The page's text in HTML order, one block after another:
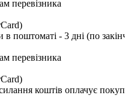
перевізника
в поштоматі - 3 дні (по
перевізника
коштів оплачує